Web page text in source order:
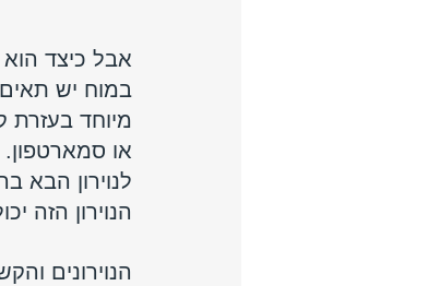
אבל כיצד
במוח יש תאים
מיוחד
או
לנוירון הבא
הנוירון הזה
הנוירונים